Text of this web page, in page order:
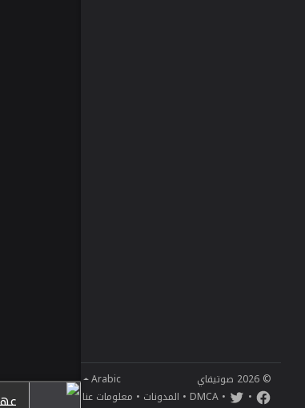
© 2026 صوتيفاي
Arabic
•
•
DMCA
• المدونات • معلومات عنا